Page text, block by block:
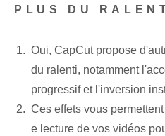
PLUS DU
Oui, CapCut propose
du ralenti, notamment
progressif et l'inversion
Ces effets vous
e lecture de vos vidéos